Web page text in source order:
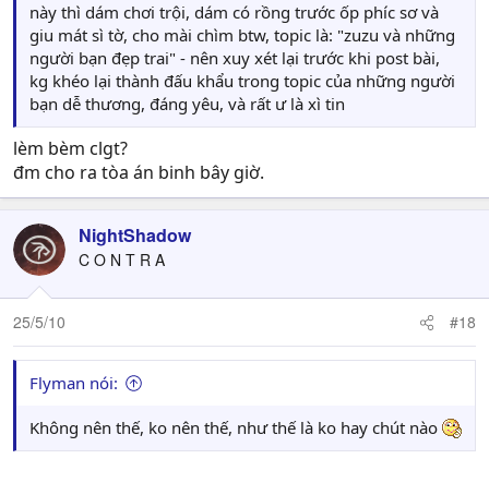
này thì dám chơi trội, dám có rồng trước ốp phíc sơ và
giu mát sì tờ, cho mài chìm btw, topic là: "zuzu và những
người bạn đẹp trai" - nên xuy xét lại trước khi post bài,
kg khéo lại thành đấu khẩu trong topic của những người
bạn dễ thương, đáng yêu, và rất ư là xì tin
lèm bèm clgt?
đm cho ra tòa án binh bây giờ.
NightShadow
C O N T R A
25/5/10 #18
Flyman nói:
Không nên thế, ko nên thế, như thế là ko hay chút nào